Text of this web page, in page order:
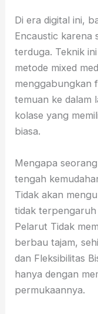
Di era digital ini,
Encaustic karena
terduga. Teknik
metode mixed
menggabungkan
temuan ke dalam
kolase yang
biasa.
Mengapa
tengah
Tidak akan
tidak
Pelarut Tidak
berbau tajam,
dan Fleksibilitas
hanya dengan
permukaannya.